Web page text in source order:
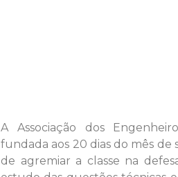
A Associação dos
fundada aos 20 dias do mês de
de agremiar a classe na